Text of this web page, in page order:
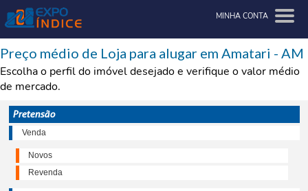
MINHA CONTA
Preço médio de Loja para alugar em Amatari - AM
Escolha o perfil do imóvel desejado e verifique o valor médio
de mercado.
Pretensão
Venda
Novos
Revenda